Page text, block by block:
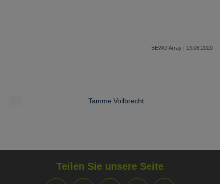
BEWO Array | 13.08.2020
Tamme Vollbrecht
Teilen Sie unsere Seite